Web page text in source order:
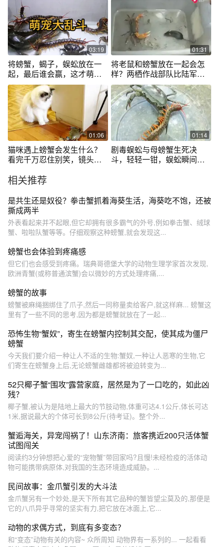
03:19
将螃蟹，蝎子，蜈蚣放在一
起，最后谁会赢，这才萌宠
大乱斗#萌宠
01:31
将老鼠和螃蟹放在一起会怎
样？两栖作战部队比陆军利
害啊！
01:06
猫咪遇上螃蟹会发生什么？
看完千万忍住别笑，镜头记
01:14
剧毒蜈蚣与母螃蟹生死决
斗，轻轻一钳，蜈蚣瞬间尸
相关推荐
是共生还是奴役？拳击蟹抓着海葵生活，海葵吃不饱，还被
撕成两半
外表看起来并不起眼,但它却拥有很多霸气的外号,例如拳击蟹、绒球
蟹、啦啦队蟹等等。仔细观察这种螃蟹,就会发现这...
螃蟹也会体验到疼痛感
但它们也会感受到疼痛。瑞典哥德堡大学的动物生理学家首次发现,
欧洲青蟹(或称普通滨蟹)会以微妙的方式处理疼痛,...
螃蟹的故事
螃蟹被麻绳捆绑住了爪子,然后一同称量卖给客户,就这样麻... 螃蟹这
里有了一些不同的思考,因为都是螃蟹就放在了一起...
恐怖生物“蟹奴”，寄生在螃蟹内控制其交配，使其成为僵尸
螃蟹
今天我们要介绍一种让人不适的生物:蟹奴,一种让人恶寒的生物,它
们寄生在螃蟹身上后,无论螃蟹雌雄都将被迫转变为...
52只椰子蟹“围攻”露营家庭，居然是为了一口吃的，如此凶
残？
椰子蟹,被认为是陆地上最大的节肢动物,体重可达4.1公斤,体长可达
1米,据说最大的个体可长到8公斤(待考证)。整个外...
蟹逅海关，异宠闯祸了！山东济南：旅客携近200只活体蟹
试图闯关
阅读约3分钟想把心爱的“宠物蟹”带回家吗?且慢!未经检疫的活体动
物可能携带病原体,对我国的生态环境造成威胁。...
民间故事：金爪蟹引发的大斗法
金爪蟹另有一个妙处,是天下所有其它品种的蟹皆望尘莫及的,那便是
它的八爪异乎寻常的坚实有力,把它放在冰面上,它...
动物的求偶方式，到底有多变态？
和“变态”动物有关的内容~ 众所周知 动物界有一系列的... 一起看看